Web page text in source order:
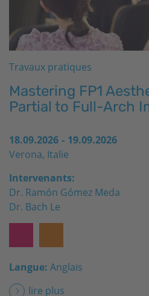
Travaux pratiques
Mastering FP1
Partial to Full-Arch
18.09.2026 - 19.09.2026
Verona, Italie
Intervenants:
Dr. Ramón Gómez Meda
Dr. Bach Le
Langue: Anglais
lire plus